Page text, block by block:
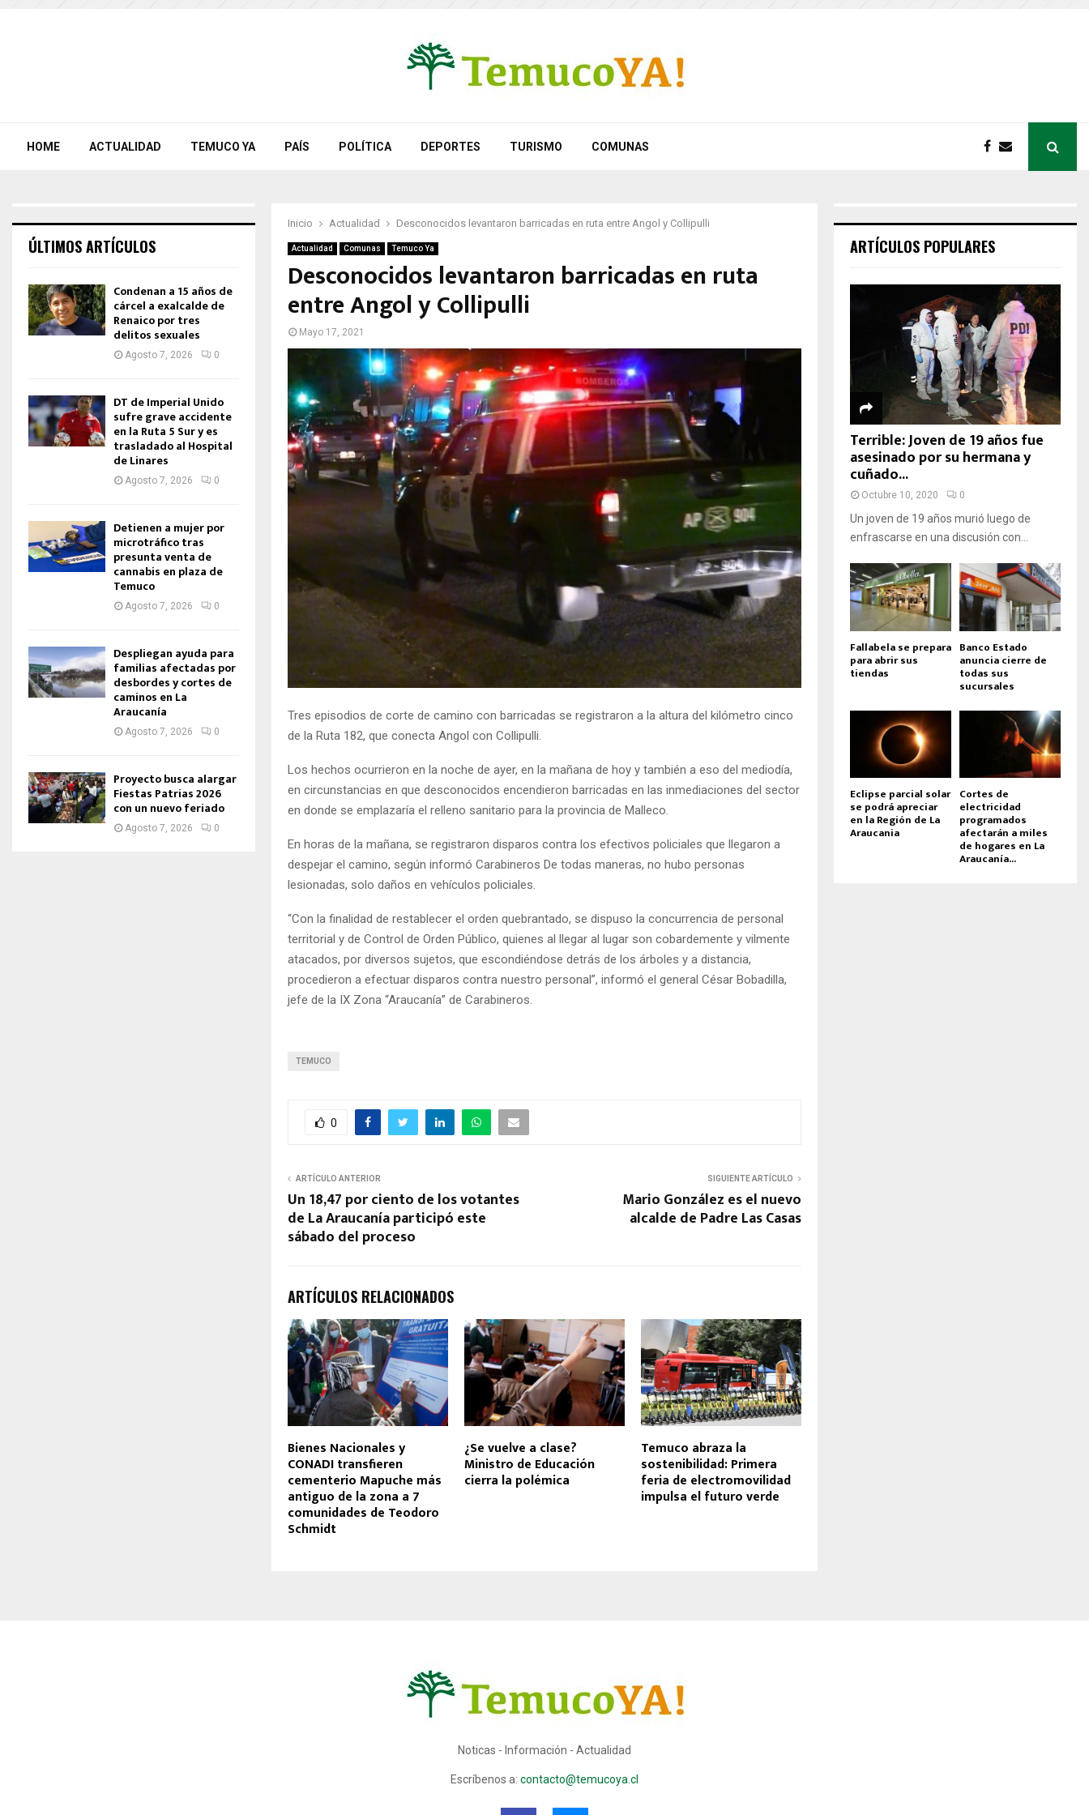
HOME ACTUALIDAD TEMUCO YA PAÍS POLÍTICA DEPORTES TURISMO COMUNAS
Inicio Actualidad Desconocidos levantaron barricadas en ruta entre Angol y Collipulli
Actualidad Comunas Temuco Ya
Desconocidos levantaron barricadas en ruta
entre Angol y Collipulli
Mayo 17, 2021
Tres episodios de corte de camino con barricadas se registraron a la altura del kilómetro cinco
de la Ruta 182, que conecta Angol con Collipulli.
Los hechos ocurrieron en la noche de ayer, en la mañana de hoy y también a eso del mediodía,
en circunstancias en que desconocidos encendieron barricadas en las inmediaciones del sector
en donde se emplazaría el relleno sanitario para la provincia de Malleco.
En horas de la mañana, se registraron disparos contra los efectivos policiales que llegaron a
despejar el camino, según informó Carabineros De todas maneras, no hubo personas
lesionadas, solo daños en vehículos policiales.
“Con la finalidad de restablecer el orden quebrantado, se dispuso la concurrencia de personal
territorial y de Control de Orden Público, quienes al llegar al lugar son cobardemente y vilmente
atacados, por diversos sujetos, que escondiéndose detrás de los árboles y a distancia,
procedieron a efectuar disparos contra nuestro personal”, informó el general César Bobadilla,
jefe de la IX Zona “Araucanía” de Carabineros.
TEMUCO
0
ARTÍCULO ANTERIOR
Un 18,47 por ciento de los votantes
de La Araucanía participó este
sábado del proceso
SIGUIENTE ARTÍCULO
Mario González es el nuevo
alcalde de Padre Las Casas
ARTÍCULOS RELACIONADOS
Bienes Nacionales y
CONADI transfieren
cementerio Mapuche más
antiguo de la zona a 7
comunidades de Teodoro
Schmidt
¿Se vuelve a clase?
Ministro de Educación
cierra la polémica
Temuco abraza la
sostenibilidad: Primera
feria de electromovilidad
impulsa el futuro verde
ÚLTIMOS ARTÍCULOS
Condenan a 15 años de
cárcel a exalcalde de
Renaico por tres
delitos sexuales
Agosto 7, 2026 0
DT de Imperial Unido
sufre grave accidente
en la Ruta 5 Sur y es
trasladado al Hospital
de Linares
Agosto 7, 2026 0
Detienen a mujer por
microtráfico tras
presunta venta de
cannabis en plaza de
Temuco
Agosto 7, 2026 0
Despliegan ayuda para
familias afectadas por
desbordes y cortes de
caminos en La
Araucanía
Agosto 7, 2026 0
Proyecto busca alargar
Fiestas Patrias 2026
con un nuevo feriado
Agosto 7, 2026 0
ARTÍCULOS POPULARES
Terrible: Joven de 19 años fue
asesinado por su hermana y
cuñado...
Octubre 10, 2020 0
Un joven de 19 años murió luego de
enfrascarse en una discusión con...
Fallabela se prepara
para abrir sus
tiendas
Banco Estado
anuncia cierre de
todas sus
sucursales
Eclipse parcial solar
se podrá apreciar
en la Región de La
Araucania
Cortes de
electricidad
programados
afectarán a miles
de hogares en La
Araucanía...
Noticas - Información - Actualidad
Escríbenos a: contacto@temucoya.cl